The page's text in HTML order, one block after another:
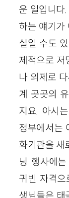
운 일입니다
하는 얘기가
실일 수도
제적으로 저
나 의제로
계 곳곳의
지요. 아시
정부에서는
화기관을 새
닝 행사에
귀빈 자격
생님들은 태